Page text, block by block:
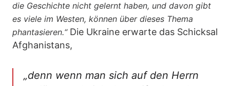
die Geschichte nicht gelernt haben, und davon gibt
es viele im Westen, können über dieses Thema
phantasieren.“ Die Ukraine erwarte das Schicksal
Afghanistans,
„denn wenn man sich auf den Herrn